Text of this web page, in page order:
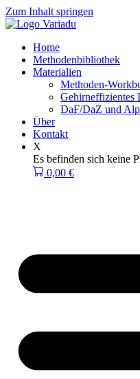
Zum Inhalt springen
Home
Methodenbibliothek
Materialien
Methoden-
Gehirneffizientes
DaF/DaZ und
Über
Kontakt
X
Es befinden sich keine
0,00 €